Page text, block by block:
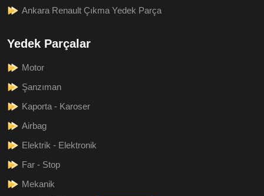
Ankara Renault Çıkma Yedek Parça
Yedek Parçalar
Motor
Şanzıman
Kaporta - Karoser
Airbag
Elektrik - Elektronik
Far - Stop
Mekanik